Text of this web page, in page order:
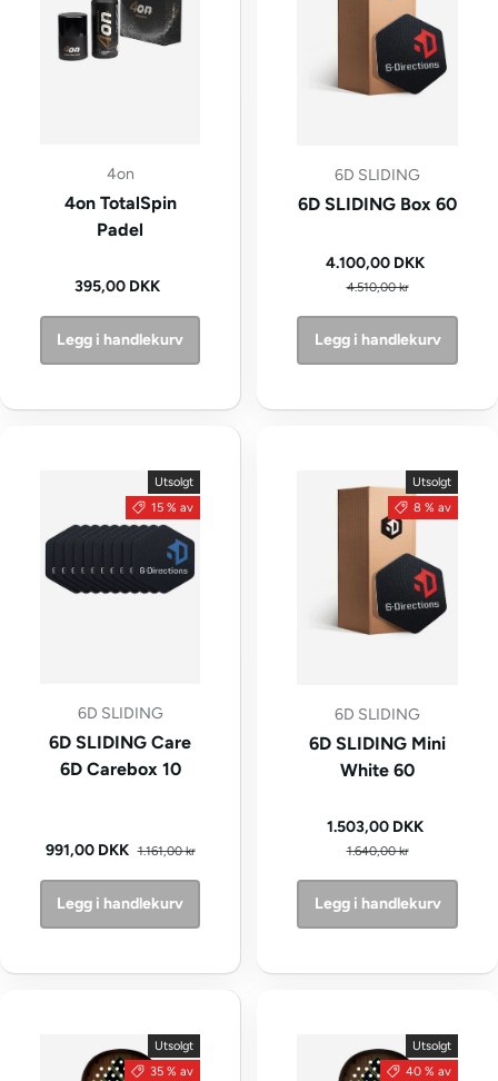
4on
4on TotalSpin
Padel
Vanlig pris
395,00 DKK
Legg i handlekurv
6D SLIDING
6D SLIDING Box 60
Kampanjepris
4.100,00 DKK
Vanlig pris
4.510,00 kr
Legg i handlekurv
Utsolgt
15 % av
6D SLIDING
6D SLIDING Care
6D Carebox 10
Kampanjepris
991,00 DKK Vanlig pris
1.161,00 kr
Legg i handlekurv
Utsolgt
8 % av
6D SLIDING
6D SLIDING Mini
White 60
Kampanjepris
1.503,00 DKK
Vanlig pris
1.640,00 kr
Legg i handlekurv
Utsolgt
35 % av
Utsolgt
40 % av